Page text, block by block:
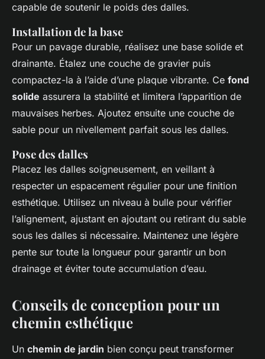
capable de soutenir le poids des dalles.
Installation de la base
Pour un pavage durable, réalisez une base solide et
drainante. Étalez une couche de gravier puis
compactez-la à l’aide d’une plaque vibrante. Ce fond
solide assurera la stabilité et limitera l’apparition de
mauvaises herbes. Ajoutez ensuite une couche de
sable pour un nivellement parfait sous les dalles.
Pose des dalles
Placez les dalles soigneusement, en veillant à
respecter un espacement régulier pour une finition
esthétique. Utilisez un niveau à bulle pour vérifier
l’alignement, ajustant en ajoutant ou retirant du sable
sous les dalles si nécessaire. Maintenez une légère
pente sur toute la longueur pour garantir un bon
drainage et éviter toute accumulation d’eau.
Conseils de conception pour un
chemin esthétique
Un chemin de jardin bien conçu peut transformer